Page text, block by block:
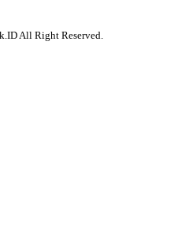
All Right Reserved.